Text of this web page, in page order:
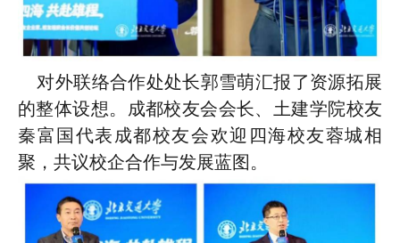
对外联络合作处处长郭雪萌汇报了资源拓展
的整体设想。成都校友会会长、土建学院校友
秦富国代表成都校友会欢迎四海校友蓉城相
聚，共议校企合作与发展蓝图。